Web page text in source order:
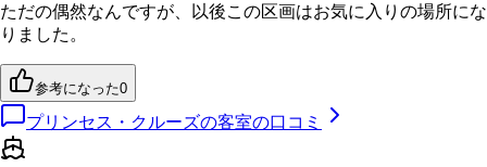
ただの偶然なんですが、以後この区画はお気に入りの場所にな
りました。
参考になった0
プリンセス・クルーズの客室の口コミ